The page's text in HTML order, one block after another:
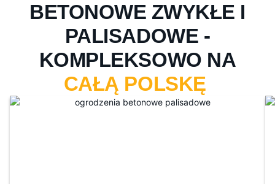
BETONOWE ZWYKŁE I
PALISADOWE -
KOMPLEKSOWO NA
CAŁĄ POLSKĘ